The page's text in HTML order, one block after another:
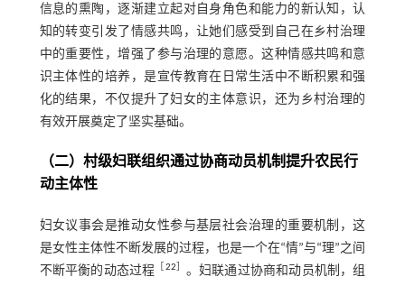
信息的熏陶，逐渐建立起对自身角色和能力的新认知，认
知的转变引发了情感共鸣，让她们感受到自己在乡村治理
中的重要性，增强了参与治理的意愿。这种情感共鸣和意
识主体性的培养，是宣传教育在日常生活中不断积累和强
化的结果，不仅提升了妇女的主体意识，还为乡村治理的
有效开展奠定了坚实基础。
（二）村级妇联组织通过协商动员机制提升农民行
动主体性
妇女议事会是推动女性参与基层社会治理的重要机制，这
是女性主体性不断发展的过程，也是一个在“情”与“理”之间
不断平衡的动态过程
22
。妇联通过协商和动员机制，组